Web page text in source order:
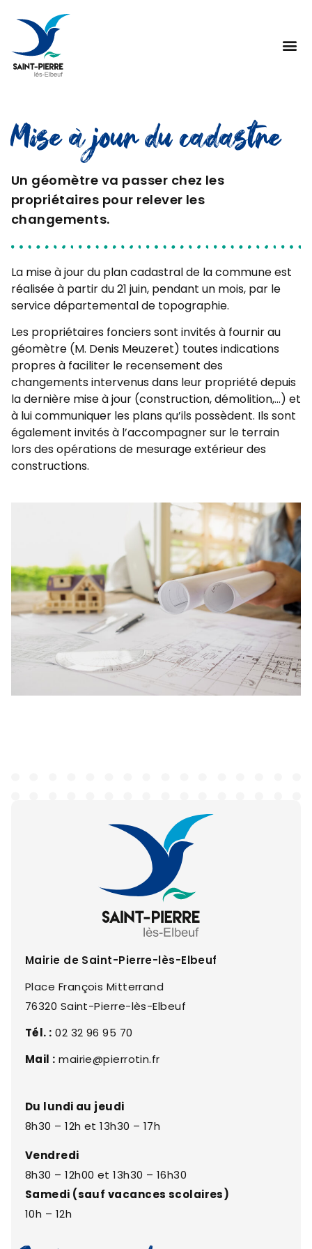
Mise à jour du cadastre
Un géomètre va passer chez les
propriétaires pour relever les
changements.
La mise à jour du plan cadastral de la commune est
réalisée à partir du 21 juin, pendant un mois, par le
service départemental de topographie.
Les propriétaires fonciers sont invités à fournir au
géomètre (M. Denis Meuzeret) toutes indications
propres à faciliter le recensement des
changements intervenus dans leur propriété depuis
la dernière mise à jour (construction, démolition,…) et
à lui communiquer les plans qu’ils possèdent. Ils sont
également invités à l’accompagner sur le terrain
lors des opérations de mesurage extérieur des
constructions.
Mairie de Saint-Pierre-lès-Elbeuf
Place François Mitterrand
76320 Saint-Pierre-lès-Elbeuf
Tél. : 02 32 96 95 70
Mail : mairie@pierrotin.fr
Du lundi au jeudi
8h30 – 12h et 13h30 – 17h
Vendredi
8h30 – 12h00 et 13h30 – 16h30
Samedi (sauf vacances scolaires)
10h – 12h